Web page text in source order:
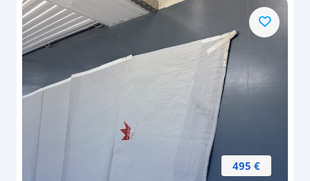
495 €